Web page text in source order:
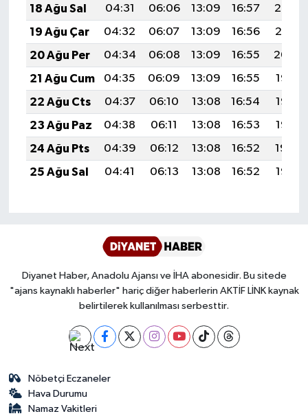
18 Ağu Sal
04:31 06:06 13:09 16:57
20:02
19 Ağu Çar
04:32 06:07 13:09 16:56
20:01
20 Ağu Per
04:34 06:08 13:09 16:55
20:00
21 Ağu Cum
04:35 06:09 13:09 16:55
19:58
22 Ağu Cts
04:37 06:10 13:08 16:54
19:57
23 Ağu Paz
04:38 06:11 13:08 16:53
19:55
24 Ağu Pts
04:39 06:12 13:08 16:52
19:54
25 Ağu Sal
04:41 06:13 13:08 16:52 19:52
Diyanet Haber, Anadolu Ajansı ve İHA abonesidir. Bu sitede
"ajans kaynaklı haberler" hariç diğer haberlerin AKTİF LİNK kaynak
belirtilerek kullanılması serbesttir.
Nöbetçi Eczaneler
Hava Durumu
Namaz Vakitleri
İzmir Müftülüğü
Kahramanmaraş Müftülüğü
Karabük Müftülüğü
Karaman Müftülüğü
Kars Müftülüğü
Kırıkkale Müftülüğü
Kırklareli Müftülüğü
Kırşehir Müftülüğü
Kocaeli Müftülüğü